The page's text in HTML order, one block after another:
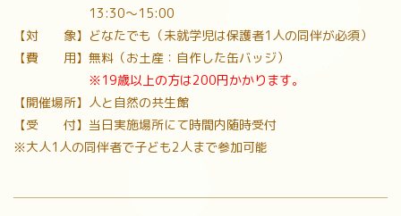
13:30〜15:00
【対 象】どなたでも（未就学児は保護者1人の同伴が必須）
【費 用】無料（お土産：自作した缶バッジ）
※19歳以上の方は200円かかります。
【開催場所】人と自然の共生館
【受 付】当日実施場所にて時間内随時受付
※大人1人の同伴者で子ども2人まで参加可能